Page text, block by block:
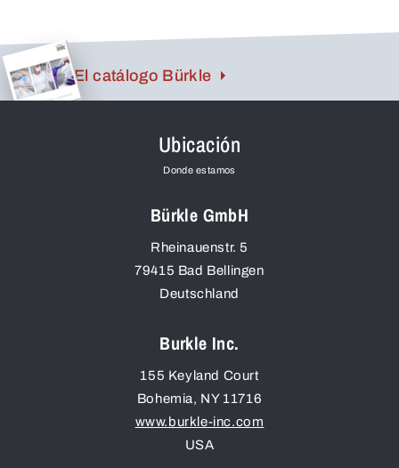
El catálogo Bürkle
Ubicación
Donde estamos
Bürkle GmbH
Rheinauenstr. 5
79415 Bad Bellingen
Deutschland
Burkle Inc.
155 Keyland Court
Bohemia, NY 11716
www.burkle-inc.com
USA